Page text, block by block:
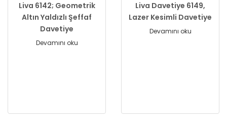
Liva 6142; Geometrik
Altın Yaldızlı Şeffaf
Davetiye
Devamını oku
Liva Davetiye 6149,
Lazer Kesimli Davetiye
Devamını oku